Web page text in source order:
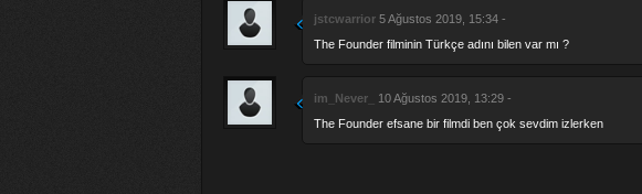
jstcwarrior 5 Ağustos 2019, 15:34 -
The Founder filminin Türkçe adını bilen var mı ?
im_Never_
10 Ağustos 2019, 13:29 -
The Founder efsane bir filmdi ben çok sevdim izlerken